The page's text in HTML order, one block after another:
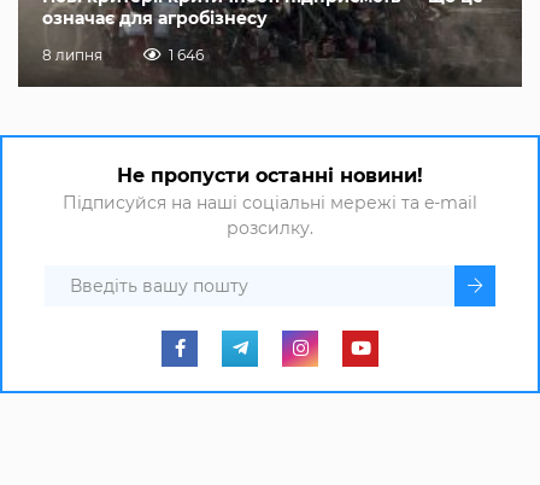
означає для агробізнесу
8 липня 1 646
Не пропусти останні новини!
Підписуйся на наші соціальні мережі та e-mail
розсилку.